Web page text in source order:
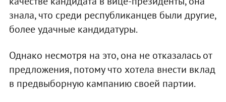
знала, что среди республиканцев были другие,
более удачные кандидатуры.
Однако несмотря на это, она не отказалась от
предложения, потому что хотела внести вклад
в предвыборную кампанию своей партии.